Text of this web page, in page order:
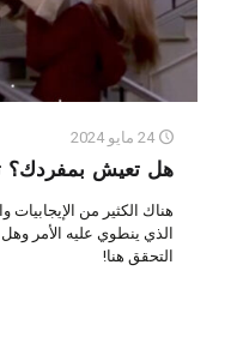
24 مايو 2024
هل تعيش بمفردك؟
هناك الكثير من
الذي ينطوي عليه الأمر
التحقق هنا!